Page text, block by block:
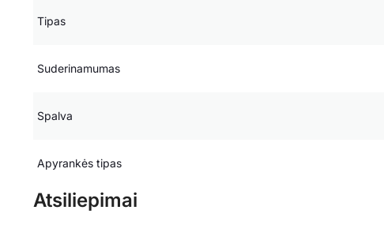
Tipas
Suderinamumas
Spalva
Apyrankės tipas
Atsiliepimai